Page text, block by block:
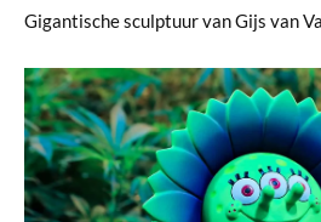
Gigantische sculptuur van Gijs van